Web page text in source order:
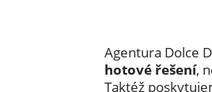
Agentura Dolce
hotové řešení,
Taktéž